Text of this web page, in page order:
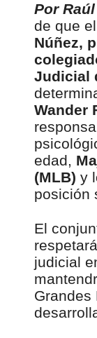
Por
de que el
Núñez,
Judicial
Wander
edad,
(MLB) y
posición
El
judicial
Grandes